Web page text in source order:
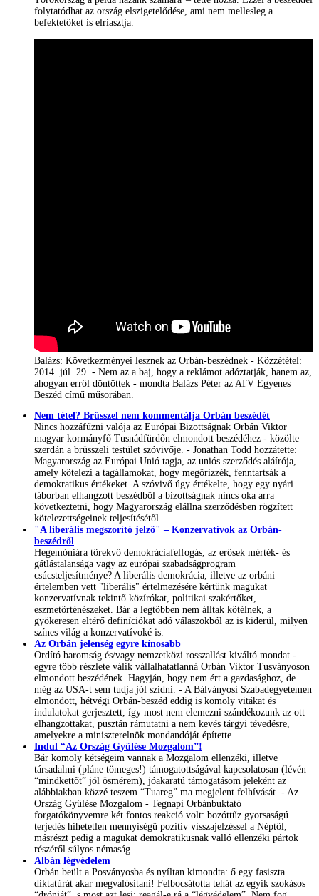
folytatódhat az ország elszigetelődése, ami nem mellesleg a
befektetőket is elriasztja.
Balázs: Következményei lesznek az Orbán-beszédnek - Közzététel:
2014. júl. 29. - Nem az a baj, hogy a reklámot adóztatják, hanem az,
ahogyan erről döntöttek - mondta Balázs Péter az ATV Egyenes
Beszéd című műsorában.
Nem tétel? Brüsszel nem kommentálja Orbán beszédét
Nincs hozzáfűzni valója az Európai Bizottságnak Orbán Viktor
magyar kormányfő Tusnádfürdőn elmondott beszédéhez - közölte
szerdán a brüsszeli testület szóvivője. - Jonathan Todd hozzátette:
Magyarország az Európai Unió tagja, az uniós szerződés aláírója,
amely kötelezi a tagállamokat, hogy megőrizzék, fenntartsák a
demokratikus értékeket. A szóvivő úgy értékelte, hogy egy nyári
táborban elhangzott beszédből a bizottságnak nincs oka arra
következtetni, hogy Magyarország elállna szerződésben rögzített
kötelezettségeinek teljesítésétől.
"A liberális megszorító jelző" – Konzervatívok az Orbán-
beszédről
Hegemóniára törekvő demokráciafelfogás, az erősek mérték- és
gátlástalansága vagy az európai szabadságprogram
csúcsteljesítménye? A liberális demokrácia, illetve az orbáni
értelemben vett "liberális" értelmezésére kértünk magukat
konzervatívnak tekintő közírókat, politikai szakértőket,
eszmetörténészeket. Bár a legtöbben nem álltak kötélnek, a
gyökeresen eltérő definíciókat adó válaszokból az is kiderül, milyen
színes világ a konzervatívoké is.
Az Orbán jelenség egyre kínosabb
Ordító baromság és/vagy nemzetközi rosszallást kiváltó mondat -
egyre több részlete válik vállalhatatlanná Orbán Viktor Tusványoson
elmondott beszédének. Hagyján, hogy nem ért a gazdasághoz, de
még az USA-t sem tudja jól szidni. - A Bálványosi Szabadegyetemen
elmondott, hétvégi Orbán-beszéd eddig is komoly vitákat és
indulatokat gerjesztett, így most nem elemezni szándékozunk az ott
elhangzottakat, pusztán rámutatni a nem kevés tárgyi tévedésre,
amelyekre a miniszterelnök mondandóját építette.
Indul “Az Ország Gyűlése Mozgalom”!
Bár komoly kétségeim vannak a Mozgalom ellenzéki, illetve
társadalmi (pláne tömeges!) támogatottságával kapcsolatosan (lévén
“mindkettőt” jól ösmérem), jóakaratú támogatásom jeleként az
alábbiakban közzé teszem “Tuareg” ma megjelent felhívását. - Az
Ország Gyűlése Mozgalom - Tegnapi Orbánbuktató
forgatókönyvemre két fontos reakció volt: bozóttűz gyorsaságú
terjedés hihetetlen mennyiségű pozitív visszajelzéssel a Néptől,
másrészt pedig a magukat demokratikusnak valló ellenzéki pártok
részéről súlyos némaság.
Albán légvédelem
Orbán beült a Posványosba és nyíltan kimondta: ő egy fasiszta
diktatúrát akar megvalósítani! Felbocsátotta tehát az egyik szokásos